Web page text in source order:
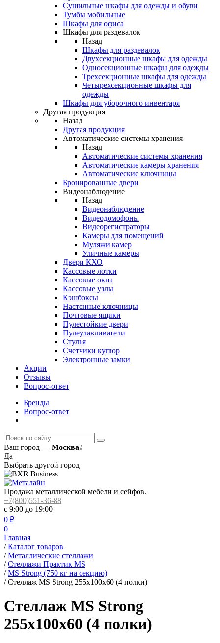
Сушильные шкафы для одежды и обуви
Тумбы мобильные
Шкафы для офиса
Шкафы для раздевалок
Назад
Шкафы для раздевалок
Двухсекционные шкафы для одежды
Односекционные шкафы для одежды
Трехсекционные шкафы для одежды
Четырехсекционные шкафы для
одежды
Шкафы для уборочного инвентаря
Другая продукция
Назад
Другая продукция
Автоматические системы хранения
Назад
Автоматические системы хранения
Автоматические камеры хранения
Автоматические ключницы
Бронированные двери
Видеонаблюдение
Назад
Видеонаблюдение
Видеодомофоны
Видеорегистраторы
Камеры для помещений
Муляжи камер
Уличные камеры
Двери КХО
Кассовые лотки
Кассовые окна
Кассовые узлы
Кэшбоксы
Настенные ключницы
Почтовые ящики
Пулестойкие двери
Пулеулавливатели
Стулья
Счетчики купюр
Электронные замки
Акции
Отзывы
Вопрос-ответ
Бренды
Вопрос-ответ
Ваш город — Москва?
Да
Выбрать другой город
Продажа металлической мебели и сейфов.
+7(800)551-36-88
с 9:00 до 19:00
0 ₽
0
Главная
/ Каталог товаров
/ Металлические стеллажи
/ Стеллажи Практик MS
/ MS Strong (750 кг на секцию)
/ Стеллаж MS Strong 255x100x60 (4 полки)
Стеллаж MS Strong
255x100x60 (4 полки)